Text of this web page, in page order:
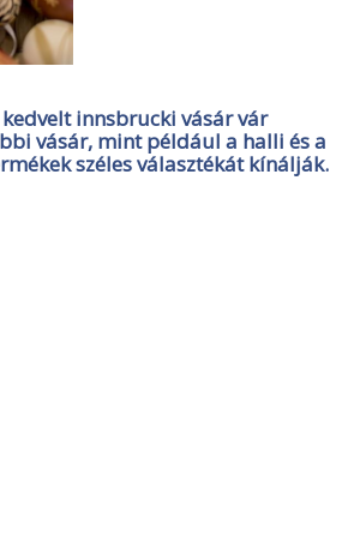
innsbrucki vásár vár
vásár, mint például a halli és a
széles választékát kínálják.